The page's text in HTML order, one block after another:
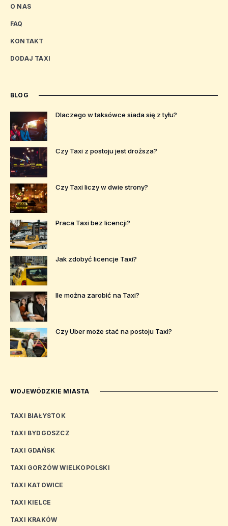
O NAS
FAQ
KONTAKT
DODAJ TAXI
BLOG
Dlaczego w taksówce siada się z tyłu?
Czy Taxi z postoju jest droższa?
Czy Taxi liczy w dwie strony?
Praca Taxi bez licencji?
Jak zdobyć licencje Taxi?
Ile można zarobić na Taxi?
Czy Uber może stać na postoju Taxi?
WOJEWÓDZKIE MIASTA
TAXI BIAŁYSTOK
TAXI BYDGOSZCZ
TAXI GDAŃSK
TAXI GORZÓW WIELKOPOLSKI
TAXI KATOWICE
TAXI KIELCE
TAXI KRAKÓW